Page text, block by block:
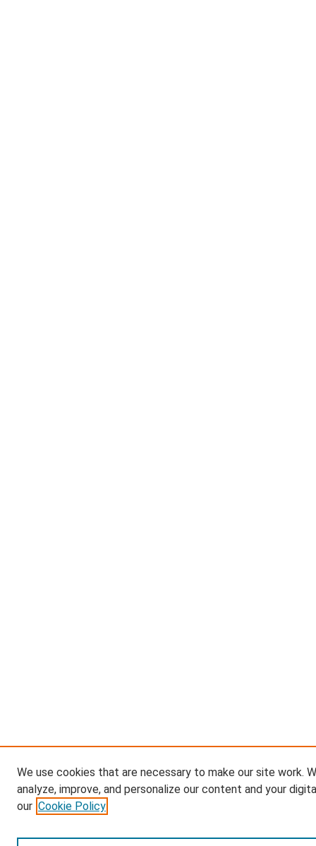
We use cookies that are necessary to make our site work.
analyze, improve, and personalize our content and your
our Cookie Policy